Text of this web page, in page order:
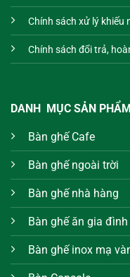
Chính sách xử lý khiếu
Chính sách đổi trả,
DANH MỤC SẢN
Bàn ghế Cafe
Bàn ghế ngoài trời
Bàn ghế nhà hàng
Bàn ghế ăn gia đình
Bàn ghế inox mạ